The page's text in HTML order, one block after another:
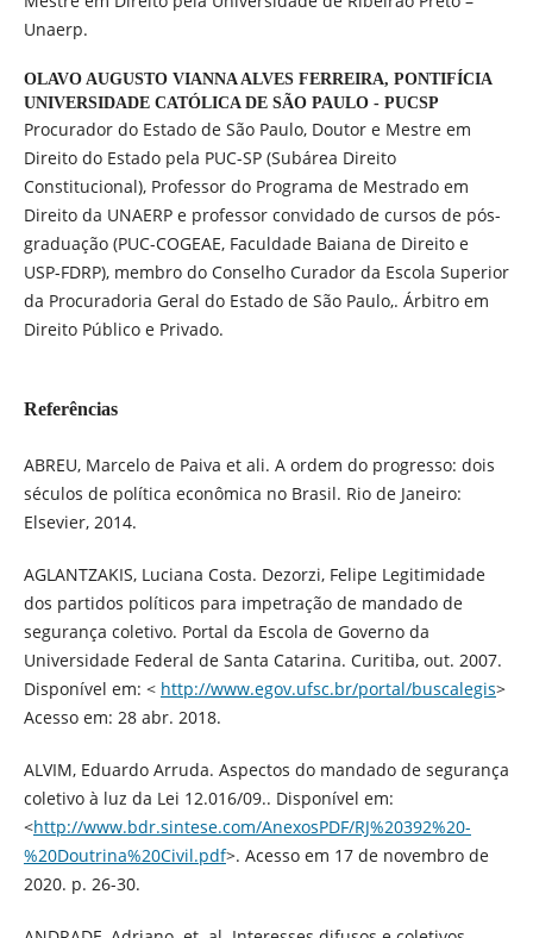
Unaerp.
OLAVO AUGUSTO VIANNA ALVES FERREIRA, PONTIFÍCIA
UNIVERSIDADE CATÓLICA DE SÃO PAULO - PUCSP
Procurador do Estado de São Paulo, Doutor e Mestre em
Direito do Estado pela PUC-SP (Subárea Direito
Constitucional), Professor do Programa de Mestrado em
Direito da UNAERP e professor convidado de cursos de pós-
graduação (PUC-COGEAE, Faculdade Baiana de Direito e
USP-FDRP), membro do Conselho Curador da Escola Superior
da Procuradoria Geral do Estado de São Paulo,. Árbitro em
Direito Público e Privado.
Referências
ABREU, Marcelo de Paiva et ali. A ordem do progresso: dois
séculos de política econômica no Brasil. Rio de Janeiro:
Elsevier, 2014.
AGLANTZAKIS, Luciana Costa. Dezorzi, Felipe Legitimidade
dos partidos políticos para impetração de mandado de
segurança coletivo. Portal da Escola de Governo da
Universidade Federal de Santa Catarina. Curitiba, out. 2007.
Disponível em: < http://www.egov.ufsc.br/portal/buscalegis>
Acesso em: 28 abr. 2018.
ALVIM, Eduardo Arruda. Aspectos do mandado de segurança
coletivo à luz da Lei 12.016/09.. Disponível em:
<http://www.bdr.sintese.com/AnexosPDF/RJ%20392%20-
%20Doutrina%20Civil.pdf>. Acesso em 17 de novembro de
2020. p. 26-30.